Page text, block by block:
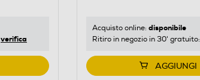
verifica
Acquisto online: disponibile
Ritiro in negozio in 30' gratuito:
AGGIUNGI